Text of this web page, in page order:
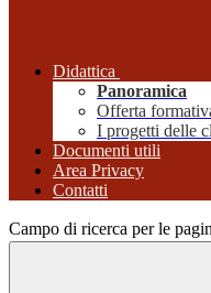
Didattica
Panoramica
Offerta
I progetti delle
Documenti utili
Area Privacy
Contatti
Campo di ricerca per le